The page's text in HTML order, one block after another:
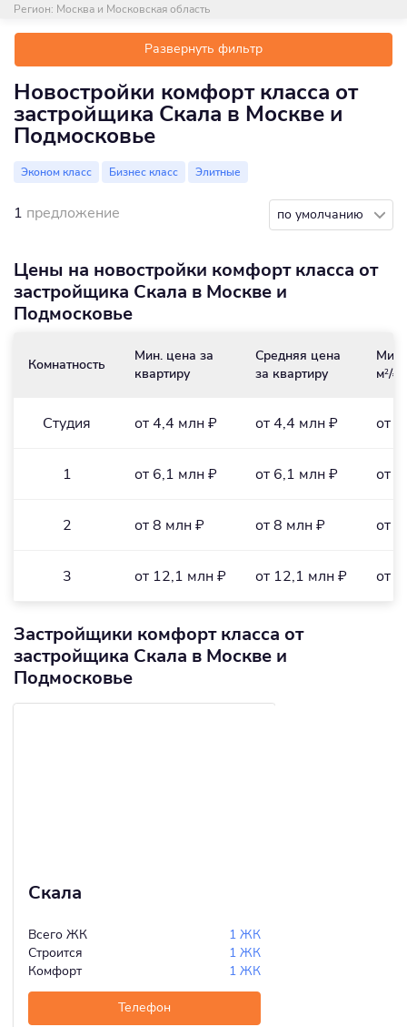
Регион: Москва и Московская область
Развернуть фильтр
Новостройки комфорт класса от
застройщика Скала в Москве и
Подмосковье
Эконом класс Бизнес класс Элитные
1 предложение по умолчанию
Цены на новостройки комфорт класса от
застройщика Скала в Москве и
Подмосковье
Комнатность
Мин. цена за
квартиру
Средняя цена
за квартиру
Мин.
м2/₽
Студия от 4,4 млн ₽ от 4,4 млн ₽ от
1 от 6,1 млн ₽ от 6,1 млн ₽ от
2 от 8 млн ₽ от 8 млн ₽ от
3 от 12,1 млн ₽ от 12,1 млн ₽ от
Застройщики комфорт класса от
застройщика Скала в Москве и
Подмосковье
Скала
Всего ЖК
1 ЖК
Строится
1 ЖК
Комфорт
1 ЖК
Телефон